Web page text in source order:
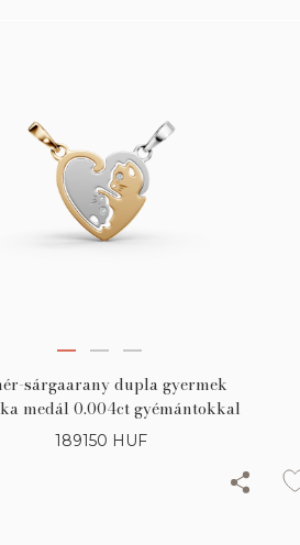
sárgaarany dupla gyermek
medál 0.004ct gyémántokkal
189150 HUF